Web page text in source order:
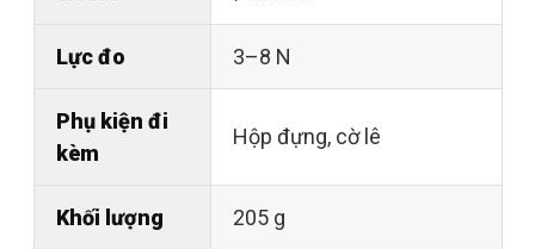
Lực đo 3–8 N
Phụ kiện đi
kèm
Hộp đựng, cờ lê
Khối lượng 205 g